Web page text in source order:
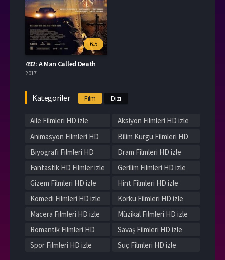
6.5
492: A Man Called Death
2017
Kategoriler Film Dizi
Aile Filmleri HD izle
Aksiyon Filmleri HD izle
Animasyon Filmleri HD
izle
Bilim Kurgu Filmleri HD
izle
Biyografi Filmleri HD
izle
Dram Filmleri HD izle
Fantastik HD Filmler izle
Gerilim Filmleri HD izle
Gizem Filmleri HD izle
Hint Filmleri HD izle
Komedi Filmleri HD izle
Korku Filmleri HD izle
Macera Filmleri HD izle
Müzikal Filmleri HD izle
Romantik Filmleri HD
izle
Savaş Filmleri HD izle
Spor Filmleri HD izle
Suç Filmleri HD izle